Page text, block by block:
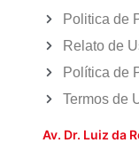
Politica de
Relato de
Política de
Termos de
Av. Dr. Luiz da